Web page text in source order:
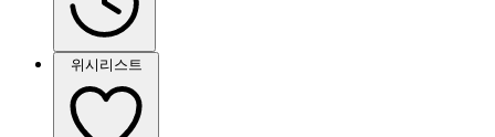
위시리스트